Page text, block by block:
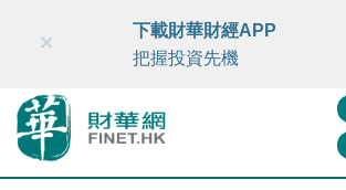
財華智庫網 FINTV FINMETA
×
下載財華財經APP
把握投資先機